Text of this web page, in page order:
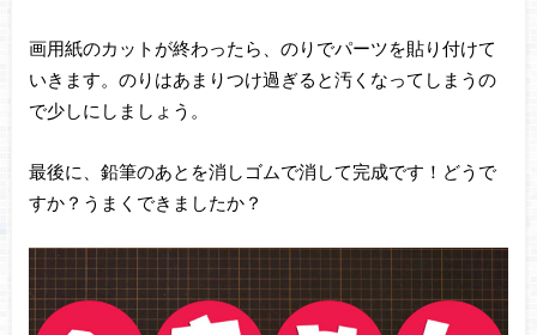
画用紙のカットが終わったら、のりでパーツを貼り付けて
いきます。のりはあまりつけ過ぎると汚くなってしまうの
で少しにしましょう。
最後に、鉛筆のあとを消しゴムで消して完成です！どうで
すか？うまくできましたか？